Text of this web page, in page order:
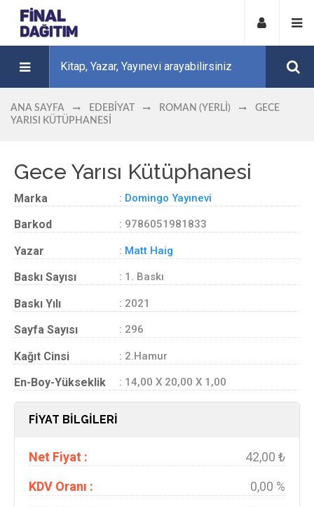
ANA SAYFA EDEBIYAT ROMAN (YERLI)
GECE
YARISI KÜTÜPHANESI
Gece Yarısı Kütüphanesi
Marka : Domingo Yayınevi
Barkod : 9786051981833
Yazar : Matt Haig
Baskı Sayısı : 1. Baskı
Baskı Yılı : 2021
Sayfa Sayısı : 296
Kağıt Cinsi : 2.Hamur
En-Boy-Yükseklik : 14,00 X 20,00 X 1,00
FİYAT BİLGİLERİ
Net Fiyat :
42,00 ₺
KDV Oranı :
0,00 %